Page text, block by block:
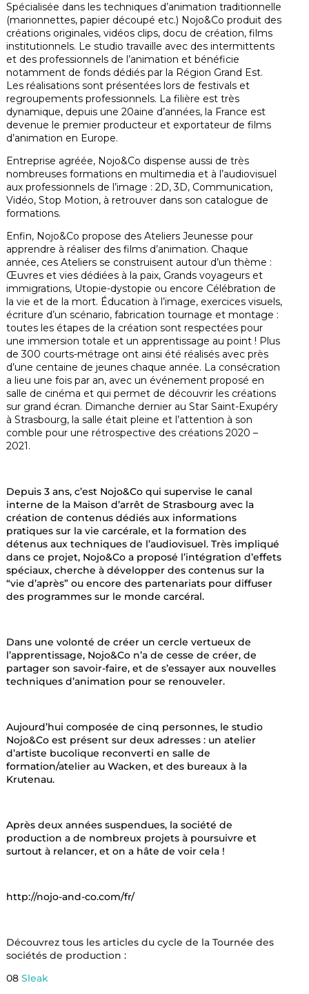
Spécialisée dans les techniques d’animation traditionnelle
(marionnettes, papier découpé etc.) Nojo&Co produit des
créations originales, vidéos clips, docu de création, films
institutionnels. Le studio travaille avec des intermittents
et des professionnels de l’animation et bénéficie
notamment de fonds dédiés par la Région Grand Est.
Les réalisations sont présentées lors de festivals et
regroupements professionnels. La filière est très
dynamique, depuis une 20aine d’années, la France est
devenue le premier producteur et exportateur de films
d’animation en Europe.
Entreprise agréée, Nojo&Co dispense aussi de très
nombreuses formations en multimedia et à l’audiovisuel
aux professionnels de l’image : 2D, 3D, Communication,
Vidéo, Stop Motion, à retrouver dans son catalogue de
formations.
Enfin, Nojo&Co propose des Ateliers Jeunesse pour
apprendre à réaliser des films d’animation. Chaque
année, ces Ateliers se construisent autour d’un thème :
Œuvres et vies dédiées à la paix, Grands voyageurs et
immigrations, Utopie-dystopie ou encore Célébration de
la vie et de la mort. Éducation à l’image, exercices visuels,
écriture d’un scénario, fabrication tournage et montage :
toutes les étapes de la création sont respectées pour
une immersion totale et un apprentissage au point ! Plus
de 300 courts-métrage ont ainsi été réalisés avec près
d’une centaine de jeunes chaque année. La consécration
a lieu une fois par an, avec un événement proposé en
salle de cinéma et qui permet de découvrir les créations
sur grand écran. Dimanche dernier au Star Saint-Exupéry
à Strasbourg, la salle était pleine et l’attention à son
comble pour une rétrospective des créations 2020 –
2021.
Depuis 3 ans, c’est Nojo&Co qui supervise le canal
interne de la Maison d’arrêt de Strasbourg avec la
création de contenus dédiés aux informations
pratiques sur la vie carcérale, et la formation des
détenus aux techniques de l’audiovisuel. Très impliqué
dans ce projet, Nojo&Co a proposé l’intégration d’effets
spéciaux, cherche à développer des contenus sur la
“vie d’après” ou encore des partenariats pour diffuser
des programmes sur le monde carcéral.
Dans une volonté de créer un cercle vertueux de
l’apprentissage, Nojo&Co n’a de cesse de créer, de
partager son savoir-faire, et de s’essayer aux nouvelles
techniques d’animation pour se renouveler.
Aujourd’hui composée de cinq personnes, le studio
Nojo&Co est présent sur deux adresses : un atelier
d’artiste bucolique reconverti en salle de
formation/atelier au Wacken, et des bureaux à la
Krutenau.
Après deux années suspendues, la société de
production a de nombreux projets à poursuivre et
surtout à relancer, et on a hâte de voir cela !
http://nojo-and-co.com/fr/
Découvrez tous les articles du cycle de la Tournée des
sociétés de production :
08 Sleak